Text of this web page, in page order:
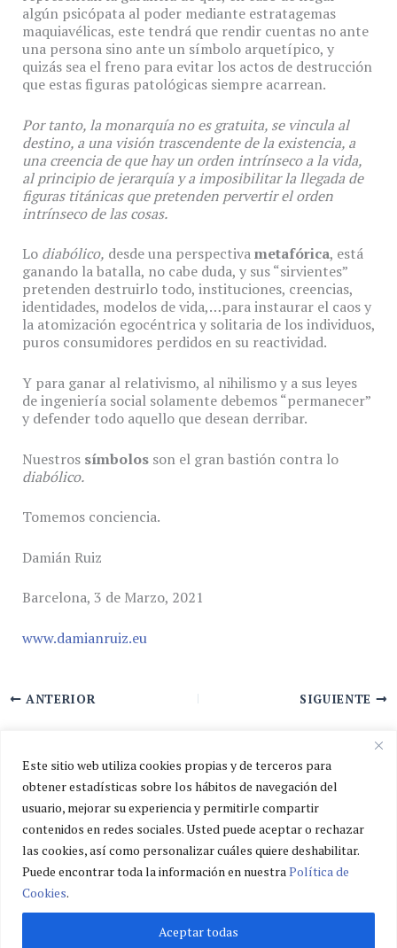
Este sitio web utiliza cookies propias y de terceros para
obtener estadísticas sobre los hábitos de navegación del
usuario, mejorar su experiencia y permitirle compartir
contenidos en redes sociales. Usted puede aceptar o rechazar
las cookies, así como personalizar cuáles quiere deshabilitar.
Puede encontrar toda la información en nuestra Política de
Cookies.
Aceptar todas
algún psicópata al poder mediante estratagemas
maquiavélicas, este tendrá que rendir cuentas no ante
una persona sino ante un símbolo arquetípico, y
quizás sea el freno para evitar los actos de destrucción
que estas figuras patológicas siempre acarrean.
Por tanto, la monarquía no es gratuita, se vincula al
destino, a una visión trascendente de la existencia, a
una creencia de que hay un orden intrínseco a la vida,
al principio de jerarquía y a imposibilitar la llegada de
figuras titánicas que pretenden pervertir el orden
intrínseco de las cosas.
Lo diabólico, desde una perspectivametafórica, está
ganando la batalla, no cabe duda, y sus “sirvientes”
pretenden destruirlo todo, instituciones, creencias,
identidades, modelos de vida,…para instaurar el caos y
la atomización egocéntrica y solitaria de los individuos,
puros consumidores perdidos en su reactividad.
Y para ganar al relativismo, al nihilismo y a sus leyes
de ingeniería social solamente debemos “permanecer”
y defender todo aquello que desean derribar.
Nuestros símbolosson el gran bastión contra lo
diabólico.
Tomemos conciencia.
Damián Ruiz
Barcelona, 3 de Marzo, 2021
www.damianruiz.eu
ANTERIOR SIGUIENTE
Política de privacidad
Política de cookies
Aviso legal